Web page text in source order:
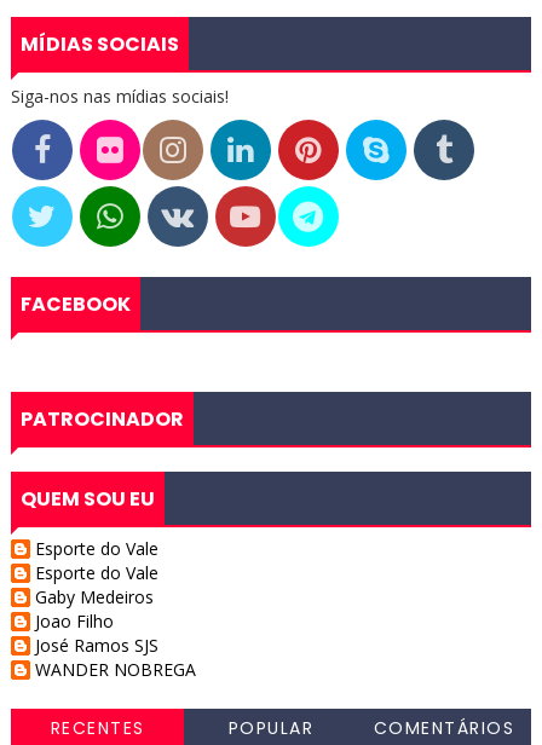
MÍDIAS SOCIAIS
Siga-nos nas mídias sociais!
FACEBOOK
PATROCINADOR
QUEM SOU EU
Esporte do Vale
Esporte do Vale
Gaby Medeiros
Joao Filho
José Ramos SJS
WANDER NOBREGA
RECENTES POPULAR COMENTÁRIOS